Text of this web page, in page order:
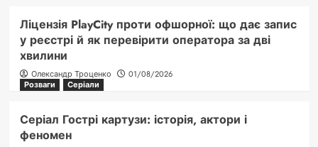
Ліцензія PlayCity проти офшорної: що дає запис
у реєстрі й як перевірити оператора за дві
хвилини
Олександр Троценко
01/08/2026
Розваги
Серіали
Серіал Гострі картузи: історія, актори і
феномен